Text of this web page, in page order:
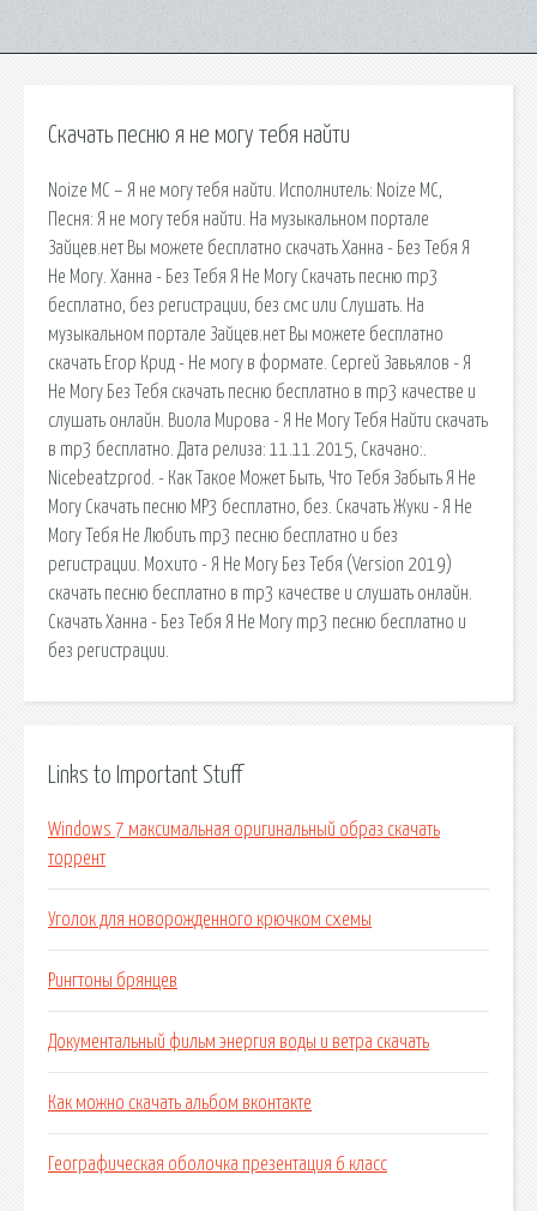
Скачать песню я не могу тебя найти
Noize MC – Я не могу тебя найти. Исполнитель: Noize MC,
Песня: Я не могу тебя найти. На музыкальном портале
Зайцев.нет Вы можете бесплатно скачать Ханна - Без Тебя Я
Не Могу. Ханна - Без Тебя Я Не Могу Скачать песню mp3
бесплатно, без регистрации, без смс или Слушать. На
музыкальном портале Зайцев.нет Вы можете бесплатно
скачать Егор Крид - Не могу в формате. Сергей Завьялов - Я
Не Могу Без Тебя скачать песню бесплатно в mp3 качестве и
слушать онлайн. Виола Мирова - Я Не Могу Тебя Найти скачать
в mp3 бесплатно. Дата релиза: 11.11.2015, Скачано:.
Nicebeatzprod. - Как Такое Может Быть, Что Тебя Забыть Я Не
Могу Скачать песню MP3 бесплатно, без. Скачать Жуки - Я Не
Могу Тебя Не Любить mp3 песню бесплатно и без
регистрации. Мохито - Я Не Могу Без Тебя (Version 2019)
скачать песню бесплатно в mp3 качестве и слушать онлайн.
Скачать Ханна - Без Тебя Я Не Могу mp3 песню бесплатно и
без регистрации.
Links to Important Stuff
Windows 7 максимальная оригинальный образ скачать
торрент
Уголок для новорожденного крючком схемы
Рингтоны брянцев
Документальный фильм энергия воды и ветра скачать
Как можно скачать альбом вконтакте
Географическая оболочка презентация 6 класс